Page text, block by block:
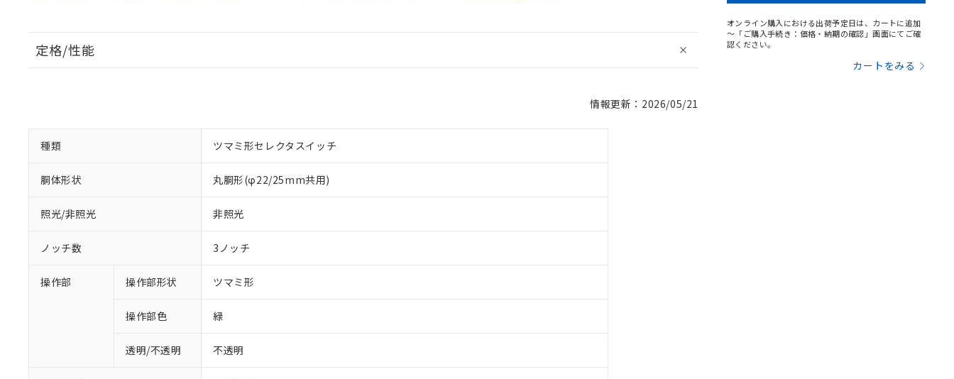
定格/性能
情報更新：2026/05/21
種類 ツマミ形セレクタスイッチ
胴体形状 丸胴形(φ22/25mm共用)
照光/非照光 非照光
ノッチ数 3ノッチ
操作部 操作部形状 ツマミ形
操作部色 緑
透明/不透明 不透明
オンライン購入における出荷予定日は、カートに追加
～「ご購入手続き：価格・納期の確認」画面にてご確
認ください。
カートをみる